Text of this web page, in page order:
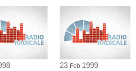
23 Feb 1999